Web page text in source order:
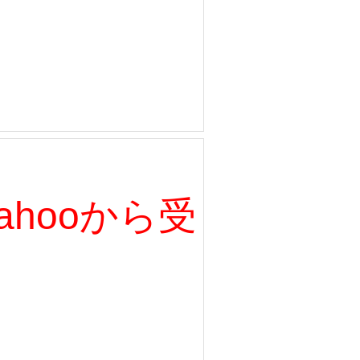
から受